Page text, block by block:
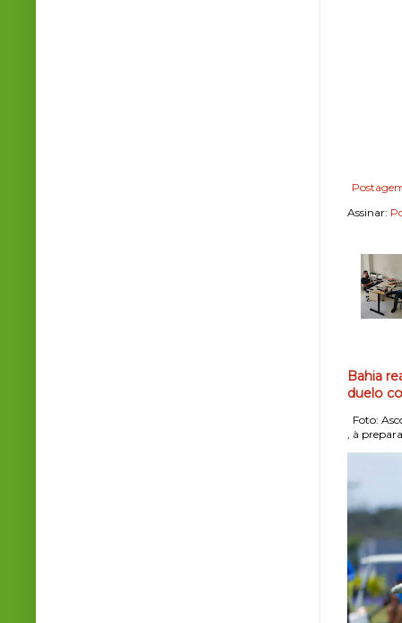
Assinar:
Bahia
duelo
Foto:
, à